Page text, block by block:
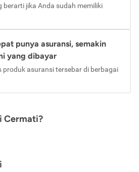
berarti jika Anda sudah memiliki
punya asuransi, semakin
yang dibayar
produk asuransi tersebar di berbagai
Cermati?